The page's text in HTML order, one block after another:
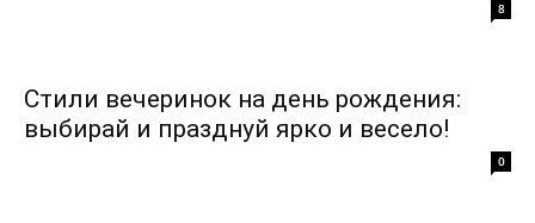
8
Стили вечеринок на день рождения:
выбирай и празднуй ярко и весело!
0